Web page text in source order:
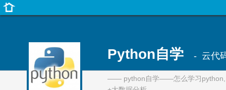
Python自学 - 云代
—— python自学——怎么学习python,